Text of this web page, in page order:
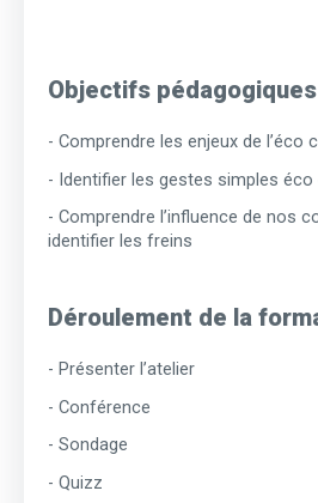
Objectifs pédagogiques
- Comprendre les enjeux de l’éco
- Identifier les gestes simples
- Comprendre l’influence de nos
identifier les freins
Déroulement de la
- Présenter l’atelier
- Conférence
- Sondage
- Quizz